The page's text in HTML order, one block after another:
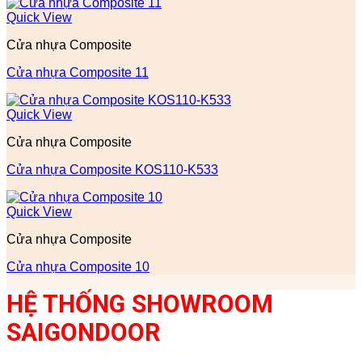
Quick View
Cửa nhựa Composite
Cửa nhựa Composite 11
Quick View
Cửa nhựa Composite
Cửa nhựa Composite KOS110-K533
Quick View
Cửa nhựa Composite
Cửa nhựa Composite 10
HỆ THỐNG SHOWROOM
SAIGONDOOR